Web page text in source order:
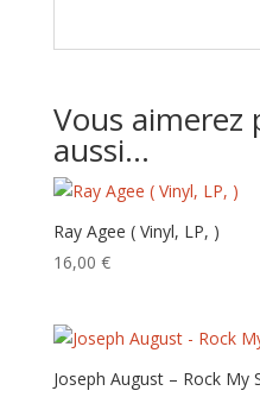
Vous aimerez
aussi…
Ray Agee ( Vinyl, LP, )
16,00 €
Joseph August – Rock My